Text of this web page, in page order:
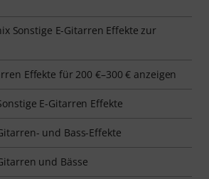
Sonstige E-Gitarren Effekte zur
Effekte für 200 €–300 € anzeigen
E-Gitarren Effekte
und Bass-Effekte
und Bässe